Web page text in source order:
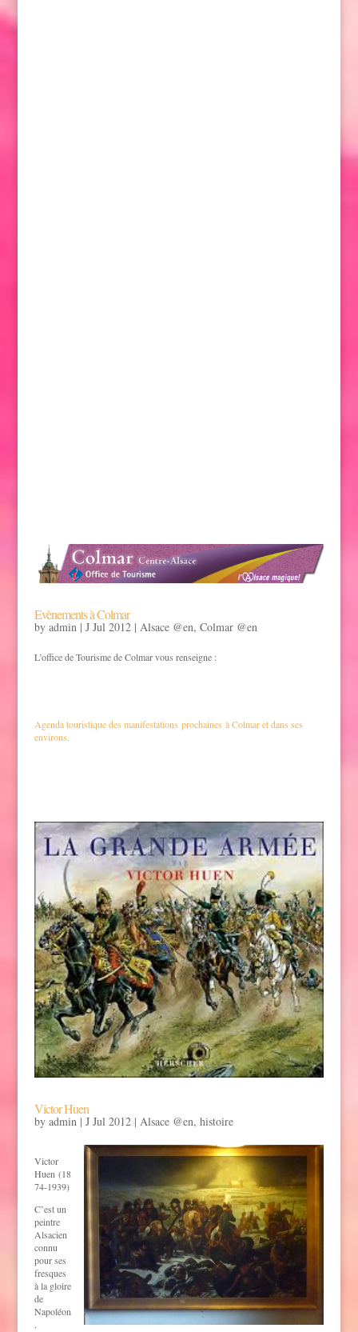
Evènements à Colmar
by admin| J Jul 2012| Alsace @en, Colmar @en
L’office de Tourisme de Colmar vous renseigne :
Agenda touristique des manifestations prochaines à Colmar et dans ses
environs.
Victor Huen
by admin| J Jul 2012| Alsace @en, histoire
Victor
Huen (18
74-1939)
C’est un
peintre
Alsacien
connu
pour ses
fresques
à la gloire
de
Napoléon
.